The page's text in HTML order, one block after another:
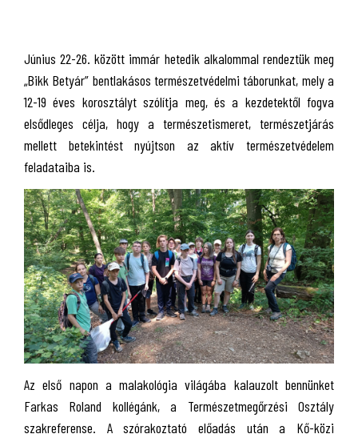
Június 22-26. között immár hetedik alkalommal rendeztük meg
„Bikk Betyár” bentlakásos természetvédelmi táborunkat, mely a
12-19 éves korosztályt szólítja meg, és a kezdetektől fogva
elsődleges célja, hogy a természetismeret, természetjárás
mellett betekintést nyújtson az aktív természetvédelem
feladataiba is.
Az első napon a malakológia világába kalauzolt bennünket
Farkas Roland kollégánk, a Természetmegőrzési Osztály
szakreferense. A szórakoztató előadás után a Kő-közi